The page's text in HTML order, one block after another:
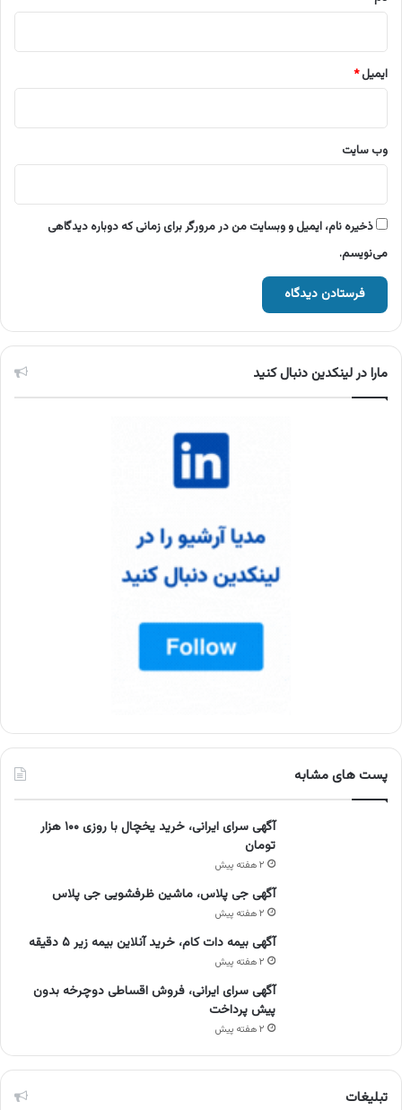
ایمیل*
وب‌ سایت
ذخیره نام، ایمیل و وبسایت من در مرورگر برای زمانی که دوباره دیدگاهی
می‌نویسم.
مارا در لینکدین دنبال کنید
پست های مشابه
آگهی سرای ایرانی، خرید یخچال با روزی ۱۰۰ هزار
تومان
۲ هفته پیش
آگهی جی پلاس، ماشین ظرفشویی جی پلاس
۲ هفته پیش
آگهی بیمه دات کام، خرید آنلاین بیمه زیر ۵ دقیقه
۲ هفته پیش
آگهی سرای ایرانی، فروش اقساطی دوچرخه بدون
پیش پرداخت
۲ هفته پیش
تبلیغات